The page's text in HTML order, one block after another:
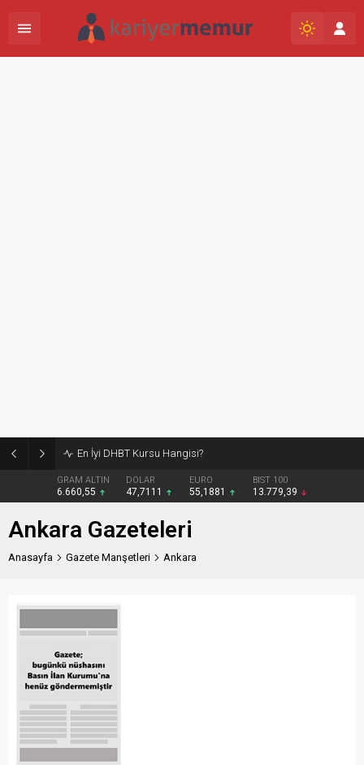
En İyi DHBT Kursu Hangisi?
GRAM ALTIN
6.660,55
DOLAR
47,7111
EURO
55,1881
BIST 100
13.779,39
Ankara Gazeteleri
Anasayfa Gazete Manşetleri Ankara